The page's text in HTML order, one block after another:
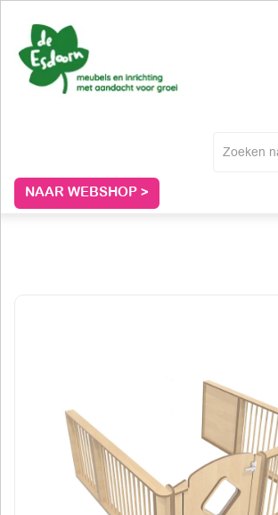
NAAR WEBSHOP >